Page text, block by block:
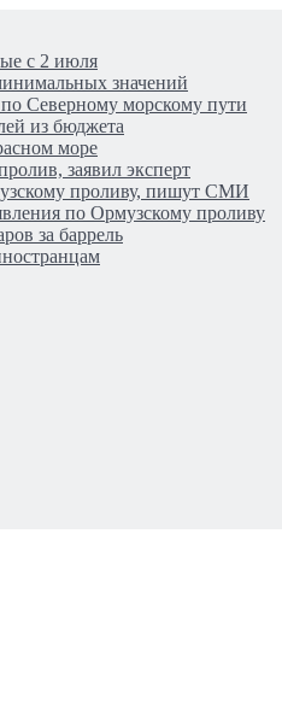
с 2 июля
значений
Северному морскому пути
из бюджета
море
заявил эксперт
проливу, пишут СМИ
по Ормузскому проливу
за баррель